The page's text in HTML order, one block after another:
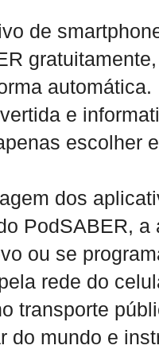
de
e
escolher
dos
PodSABER,
ou se
rede do
transporte
do mundo e